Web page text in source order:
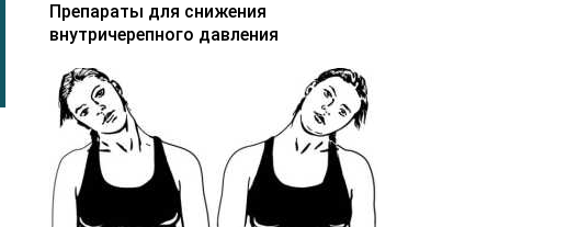
Препараты для снижения
внутричерепного давления